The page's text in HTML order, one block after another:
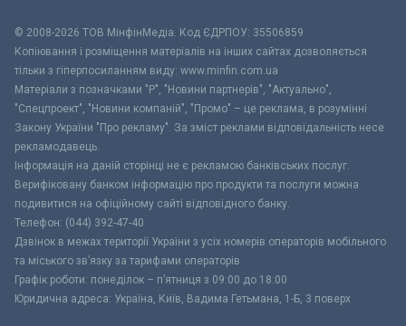
© 2008-2026 ТОВ МiнфiнМедiа. Код ЄДРПОУ: 35506859
Копіювання і розміщення матеріалів на інших сайтах дозволяється
тільки з гіперпосиланням виду: www.minfin.com.ua
Матеріали з позначками "Р", "Новини партнерів", "Актуально",
"Спецпроект", "Новини компаній", "Промо" – це реклама, в розумінні
Закону України "Про рекламу". За зміст реклами відповідальність несе
рекламодавець.
Інформація на даній сторінці не є рекламою банківських послуг.
Верифіковану банком інформацію про продукти та послуги можна
подивитися на офіційному сайті відповідного банку.
Телефон: (044) 392-47-40
Дзвінок в межах території України з усіх номерів операторів мобільного
та міського зв’язку за тарифами операторів
Графік роботи: понеділок – п’ятниця з 09:00 до 18:00
Юридична адреса: Україна, Київ, Вадима Гетьмана, 1-Б, 3 поверх